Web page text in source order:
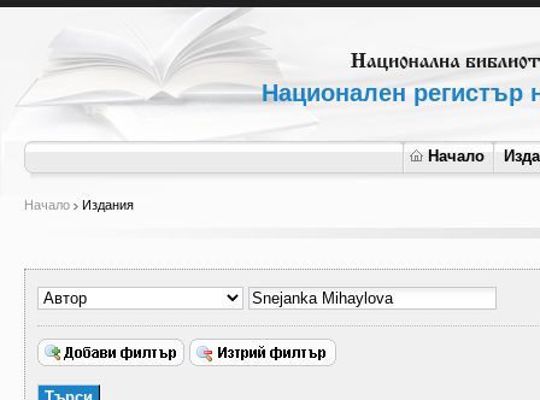
Национален регистър
Начало
Начало Издания